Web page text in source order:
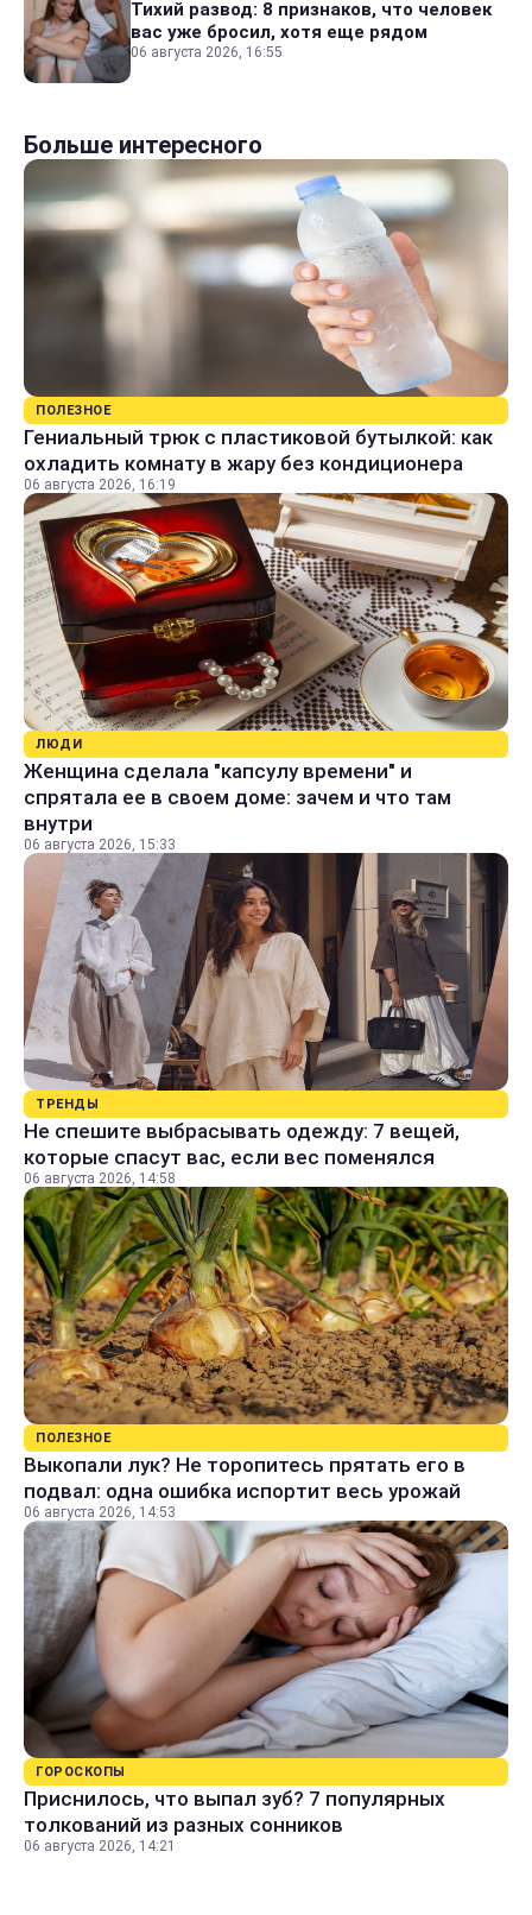
Тихий развод: 8 признаков, что человек
вас уже бросил, хотя еще рядом
06 августа 2026, 16:55
Больше интересного
ПОЛЕЗНОЕ
Гениальный трюк с пластиковой бутылкой: как
охладить комнату в жару без кондиционера
06 августа 2026, 16:19
ЛЮДИ
Женщина сделала "капсулу времени" и
спрятала ее в своем доме: зачем и что там
внутри
06 августа 2026, 15:33
ТРЕНДЫ
Не спешите выбрасывать одежду: 7 вещей,
которые спасут вас, если вес поменялся
06 августа 2026, 14:58
ПОЛЕЗНОЕ
Выкопали лук? Не торопитесь прятать его в
подвал: одна ошибка испортит весь урожай
06 августа 2026, 14:53
ГОРОСКОПЫ
Приснилось, что выпал зуб? 7 популярных
толкований из разных сонников
06 августа 2026, 14:21